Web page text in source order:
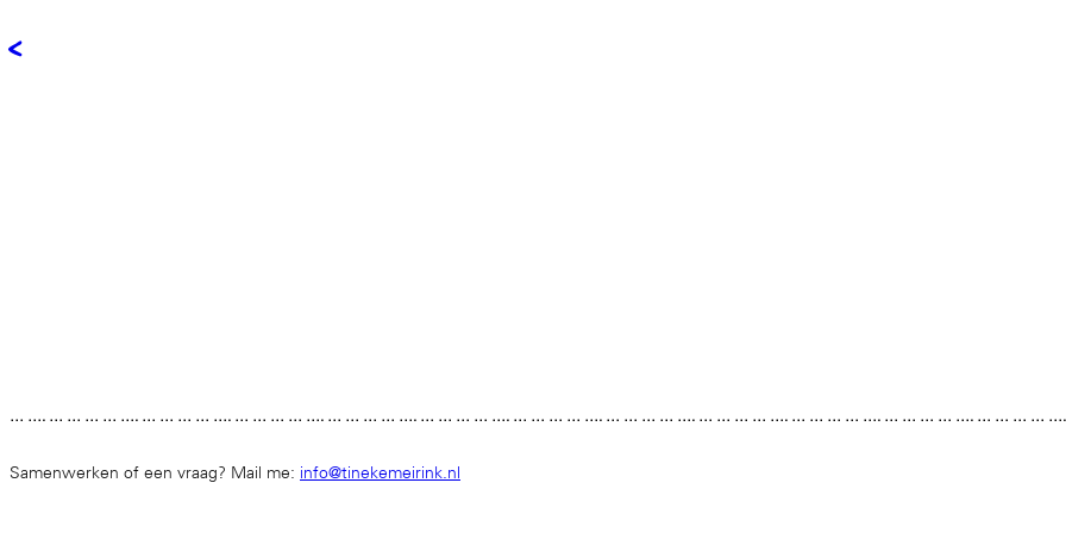
<
… …. … … … … …. … … … … …. … … … … …. … … … … …. … … … … …. … … … … …. … … … … …. … … … … …. … … … … …. … … … … …. … … … …
Samenwerken of een vraag? Mail me: info@tinekemeirink.nl